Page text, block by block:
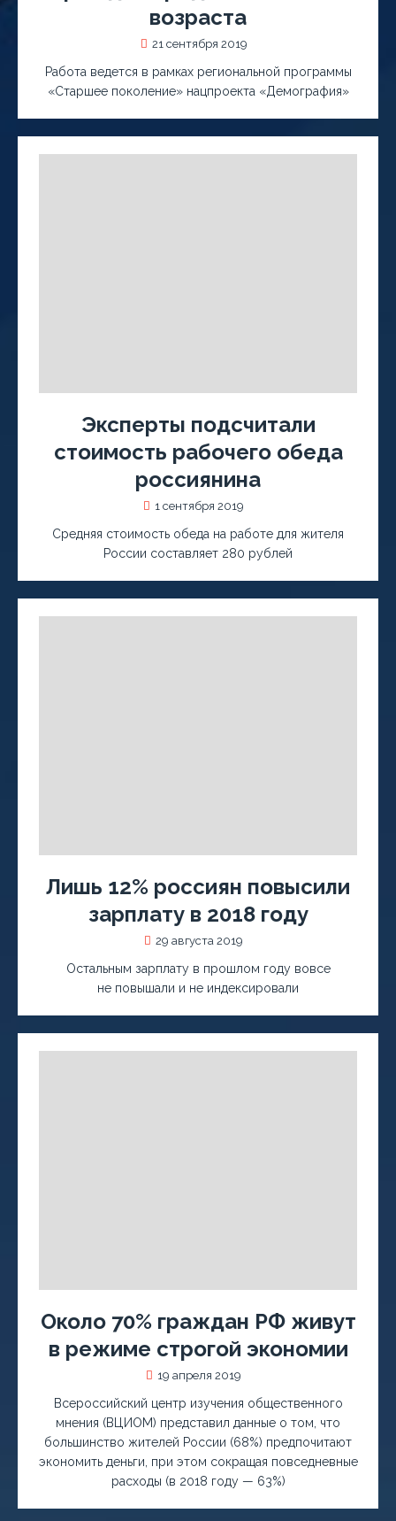
возраста
21 сентября 2019
Работа ведется в рамках региональной программы
«Старшее поколение» нацпроекта «Демография»
Эксперты подсчитали
стоимость рабочего обеда
россиянина
1 сентября 2019
Средняя стоимость обеда на работе для жителя
России составляет 280 рублей
Лишь 12% россиян повысили
зарплату в 2018 году
29 августа 2019
Остальным зарплату в прошлом году вовсе
не повышали и не индексировали
Около 70% граждан РФ живут
в режиме строгой экономии
19 апреля 2019
Всероссийский центр изучения общественного
мнения (ВЦИОМ) представил данные о том, что
большинство жителей России (68%) предпочитают
экономить деньги, при этом сокращая повседневные
расходы (в 2018 году — 63%)